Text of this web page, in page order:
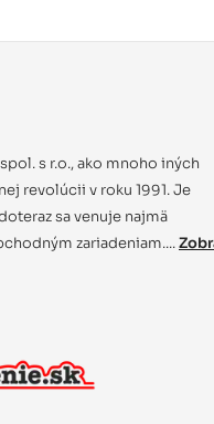
s r.o., ako mnoho iných
revolúcii v roku 1991. Je
sa venuje najmä
zariadeniam....